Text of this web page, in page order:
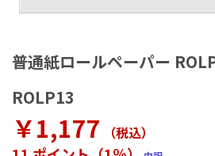
普通紙ロールペーパー
ROLP13
￥1,177 （税込）
メ
ー
ギ
ャ
ラ
リ